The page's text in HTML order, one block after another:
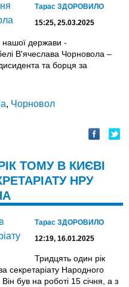
Тарас ЗДОРОВИЛО
15:25, 25.03.2025
нашої держави -
В'ячеслава Чорновола –
та борця за
, Чорновол
ТОМУ В КИЄВІ
НРУ
Тарас ЗДОРОВИЛО
12:19, 16.01.2025
Тридцять один рік
секретаріату Народного
був на роботі 15 січня, а з